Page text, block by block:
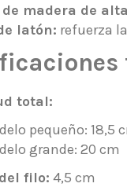
de madera de
latón: refuerza
total:
pequeño: 18,5
grande: 20 cm
filo: 4,5 cm